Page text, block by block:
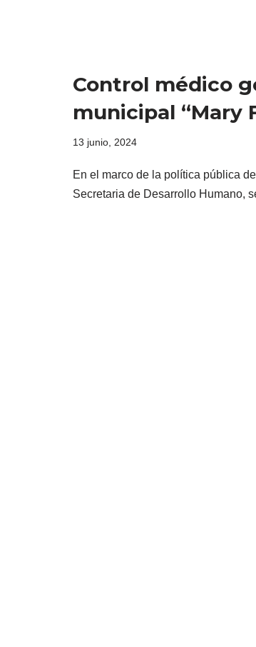
Control médico
municipal “Mary
13 junio, 2024
En el marco de la política pública
Secretaria de Desarrollo Humano,